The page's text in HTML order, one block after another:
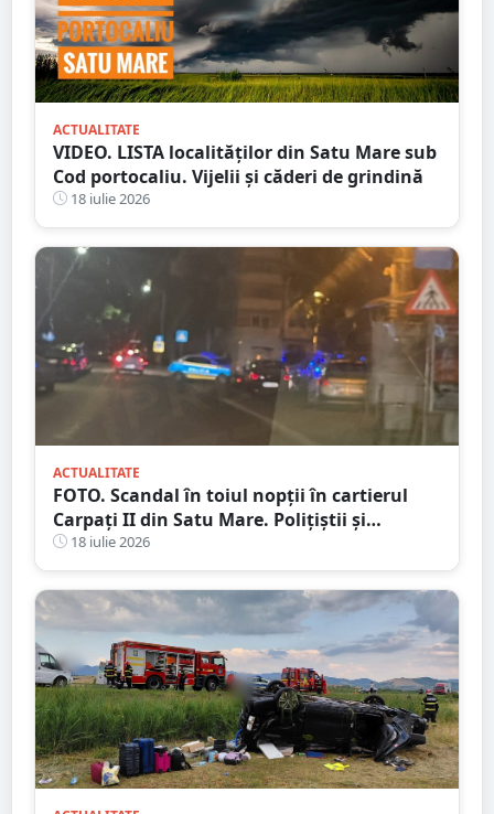
ACTUALITATE
VIDEO. LISTA localităților din Satu Mare sub
Cod portocaliu. Vijelii și căderi de grindină
18 iulie 2026
ACTUALITATE
FOTO. Scandal în toiul nopții în cartierul
Carpați II din Satu Mare. Polițiștii și
jandarmii au intervenit după un apel la 112
18 iulie 2026